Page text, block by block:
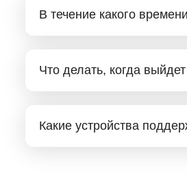
В течение какого
Что делать, когда
Какие устройства